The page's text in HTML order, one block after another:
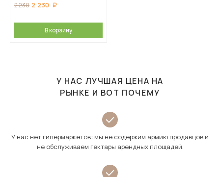
2 230 2 230
В корзину
У НАС ЛУЧШАЯ ЦЕНА НА
РЫНКЕ И ВОТ ПОЧЕМУ
У нас нет гипермаркетов: мы не содержим армию продавцов и
не обслуживаем гектары арендных площадей.